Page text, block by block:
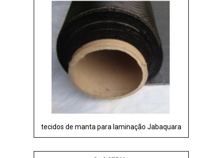
tecidos de manta para laminação Jabaquara